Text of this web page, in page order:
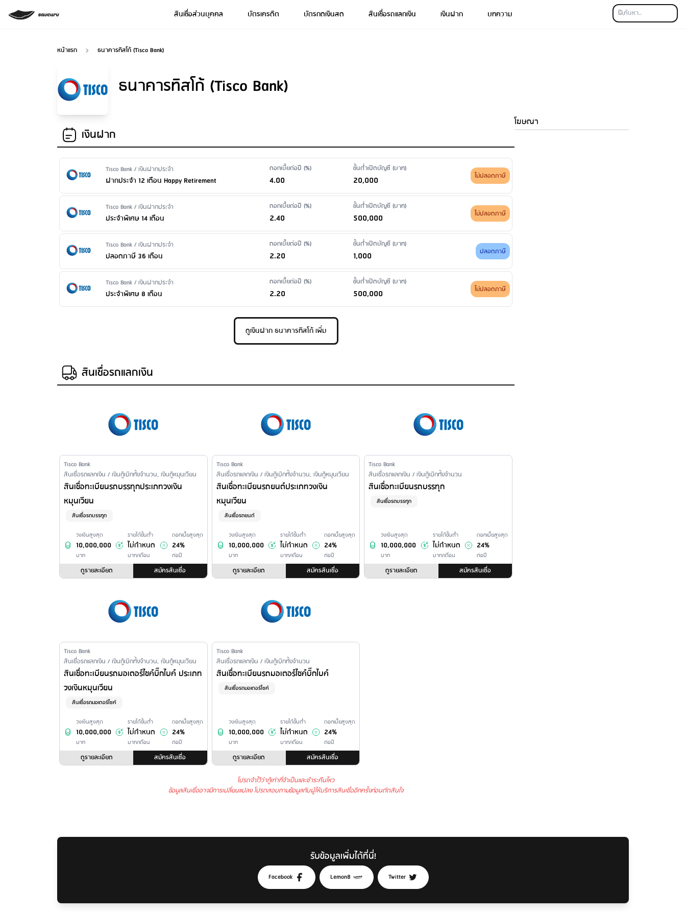
สินเชื่อส่วนบุคคล บัตรเครดิต บัตรกดเงินสด สินเชื่อรถแลกเงิน เงินฝาก บทความ
หน้าแรก ธนาคารทิสโก้ (Tisco Bank)
ธนาคารทิสโก้ (Tisco Bank)
เงินฝาก
Issuer Name / Financial Product Type
Tisco Bank / เงินฝากประจำ
ฝากประจำ 12 เดือน Happy Retirement
ดอกเบี้ยต่อปี (%)
4.00
ขั้นต่ำเปิดบัญชี (บาท)
20,000 ไม่ปลอดภาษี
Issuer Name / Financial Product Type
Tisco Bank / เงินฝากประจำ
ประจำพิเศษ 14 เดือน
ดอกเบี้ยต่อปี (%)
2.40
ขั้นต่ำเปิดบัญชี (บาท)
500,000 ไม่ปลอดภาษี
Issuer Name / Financial Product Type
Tisco Bank / เงินฝากประจำ
ปลอดภาษี 36 เดือน
ดอกเบี้ยต่อปี (%)
2.20
ขั้นต่ำเปิดบัญชี (บาท)
1,000 ปลอดภาษี
Issuer Name / Financial Product Type
Tisco Bank / เงินฝากประจำ
ประจำพิเศษ 8 เดือน
ดอกเบี้ยต่อปี (%)
2.20
ขั้นต่ำเปิดบัญชี (บาท)
500,000 ไม่ปลอดภาษี
ดูเงินฝาก ธนาคารทิสโก้ เพิ่ม
สินเชื่อรถแลกเงิน
Issuer Name
Tisco Bank
Financial Product Type /
สินเชื่อรถแลกเงิน / เงินกู้เบิกทั้งจำนวน, เงินกู้หมุนเวียน
Personal Loan Name
สินเชื่อทะเบียนรถบรรทุกประเภทวงเงิน
หมุนเวียน
สินเชื่อรถบรรทุก
วงเงินสูงสุด
10,000,000
บาท
รายได้ขั้นต่ำ
ไม่กำหนด
บาท/เดือน
ดอกเบี้ยสูงสุด
24%
ต่อปี
ดูรายละเอียด สมัครสินเชื่อ
Issuer Name
Tisco Bank
Financial Product Type /
สินเชื่อรถแลกเงิน / เงินกู้เบิกทั้งจำนวน, เงินกู้หมุนเวียน
Personal Loan Name
สินเชื่อทะเบียนรถยนต์ประเภทวงเงิน
หมุนเวียน
สินเชื่อรถยนต์
วงเงินสูงสุด
10,000,000
บาท
รายได้ขั้นต่ำ
ไม่กำหนด
บาท/เดือน
ดอกเบี้ยสูงสุด
24%
ต่อปี
ดูรายละเอียด สมัครสินเชื่อ
Issuer Name
Tisco Bank
Financial Product Type /
สินเชื่อรถแลกเงิน / เงินกู้เบิกทั้งจำนวน
Personal Loan Name
สินเชื่อทะเบียนรถบรรทุก
สินเชื่อรถบรรทุก
วงเงินสูงสุด
10,000,000
บาท
รายได้ขั้นต่ำ
ไม่กำหนด
บาท/เดือน
ดอกเบี้ยสูงสุด
24%
ต่อปี
ดูรายละเอียด สมัครสินเชื่อ
Issuer Name
Tisco Bank
Financial Product Type /
สินเชื่อรถแลกเงิน / เงินกู้เบิกทั้งจำนวน, เงินกู้หมุนเวียน
Personal Loan Name
สินเชื่อทะเบียนรถมอเตอร์ไซค์บิ๊กไบค์ ประเภท
วงเงินหมุนเวียน
สินเชื่อรถมอเตอร์ไซค์
วงเงินสูงสุด
10,000,000
บาท
รายได้ขั้นต่ำ
ไม่กำหนด
บาท/เดือน
ดอกเบี้ยสูงสุด
24%
ต่อปี
ดูรายละเอียด สมัครสินเชื่อ
Issuer Name
Tisco Bank
Financial Product Type /
สินเชื่อรถแลกเงิน / เงินกู้เบิกทั้งจำนวน
Personal Loan Name
สินเชื่อทะเบียนรถมอเตอร์ไซค์บิ๊กไบค์
สินเชื่อรถมอเตอร์ไซค์
วงเงินสูงสุด
10,000,000
บาท
รายได้ขั้นต่ำ
ไม่กำหนด
บาท/เดือน
ดอกเบี้ยสูงสุด
24%
ต่อปี
ดูรายละเอียด สมัครสินเชื่อ
โปรดจำไว้ว่ากู้เท่าที่จำเป็นและชำระคืนไหว
ข้อมูลสินเชื่ออาจมีการเปลี่ยนแปลง โปรดสอบถามข้อมูลกับผู้ให้บริการสินเชื่ออีกครั้งก่อนตัดสินใจ
โฆษณา
รับข้อมูลเพิ่มได้ที่นี่!
Facebook Lemon8 Twitter